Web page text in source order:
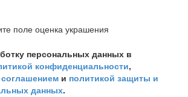
поле оценка украшения
персональных данных в
конфиденциальности,
и политикой защиты и
данных.